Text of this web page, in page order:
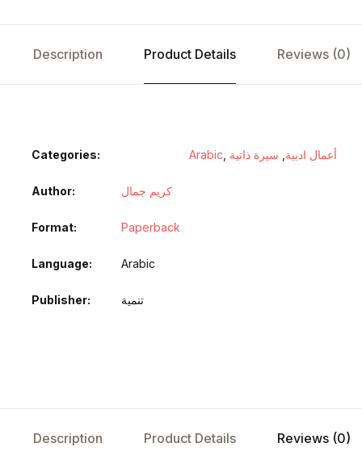
Description Product Details Reviews (0)
Categories: Arabic أعمال ادبية سيرة ذاتية
Author كريم جمال
Format Paperback
Language Arabic
Publisher تنمية
Description Product Details Reviews (0)